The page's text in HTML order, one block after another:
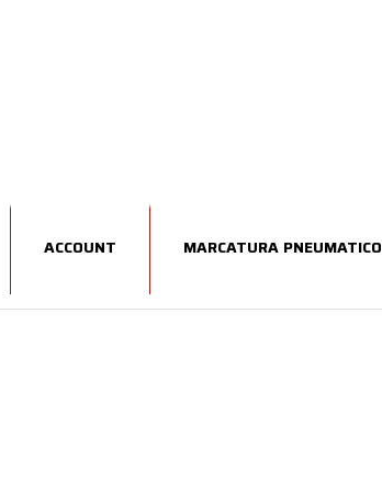
ACCOUNT MARCATURA PNEUMATICO